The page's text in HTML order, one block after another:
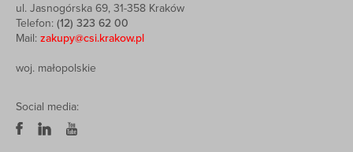
ul. Jasnogórska 69, 31-358 Kraków
Telefon: (12) 323 62 00
Mail: zakupy@csi.krakow.pl
woj. małopolskie
Social media: